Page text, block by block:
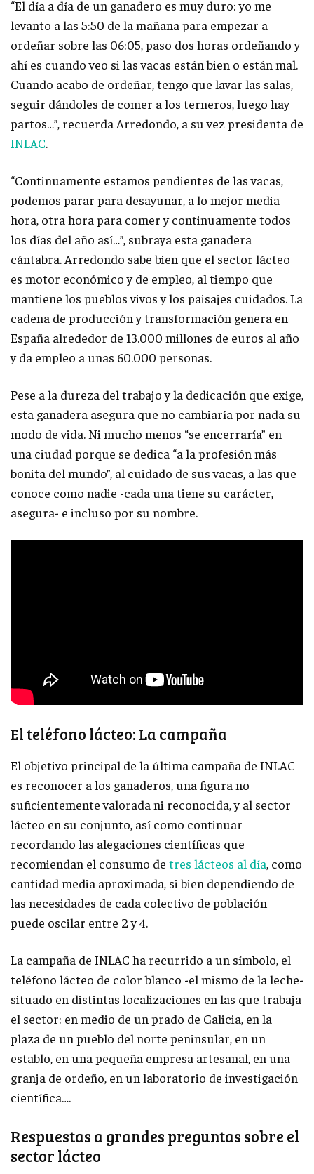
“El día a día de un ganadero es muy duro: yo me
levanto a las 5:50 de la mañana para empezar a
ordeñar sobre las 06:05, paso dos horas ordeñando y
ahí es cuando veo si las vacas están bien o están mal.
Cuando acabo de ordeñar, tengo que lavar las salas,
seguir dándoles de comer a los terneros, luego hay
partos…”, recuerda Arredondo, a su vez presidenta de
INLAC.
“Continuamente estamos pendientes de las vacas,
podemos parar para desayunar, a lo mejor media
hora, otra hora para comer y continuamente todos
los días del año así…”, subraya esta ganadera
cántabra. Arredondo sabe bien que el sector lácteo
es motor económico y de empleo, al tiempo que
mantiene los pueblos vivos y los paisajes cuidados. La
cadena de producción y transformación genera en
España alrededor de 13.000 millones de euros al año
y da empleo a unas 60.000 personas.
Pese a la dureza del trabajo y la dedicación que exige,
esta ganadera asegura que no cambiaría por nada su
modo de vida. Ni mucho menos “se encerraría” en
una ciudad porque se dedica “a la profesión más
bonita del mundo”, al cuidado de sus vacas, a las que
conoce como nadie -cada una tiene su carácter,
asegura- e incluso por su nombre.
El teléfono lácteo: La campaña
El objetivo principal de la última campaña de INLAC
es reconocer a los ganaderos, una figura no
suficientemente valorada ni reconocida, y al sector
lácteo en su conjunto, así como continuar
recordando las alegaciones científicas que
recomiendan el consumo de tres lácteos al día, como
cantidad media aproximada, si bien dependiendo de
las necesidades de cada colectivo de población
puede oscilar entre 2 y 4.
La campaña de INLAC ha recurrido a un símbolo, el
teléfono lácteo de color blanco -el mismo de la leche-
situado en distintas localizaciones en las que trabaja
el sector: en medio de un prado de Galicia, en la
plaza de un pueblo del norte peninsular, en un
establo, en una pequeña empresa artesanal, en una
granja de ordeño, en un laboratorio de investigación
científica….
Respuestas a grandes preguntas sobre el
sector lácteo